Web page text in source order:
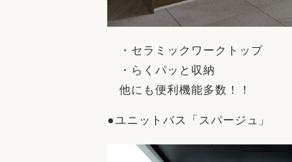
・セラミックワークトップ
・らくパッと収納
他にも便利機能多数！！
●ユニットバス「スパージュ」